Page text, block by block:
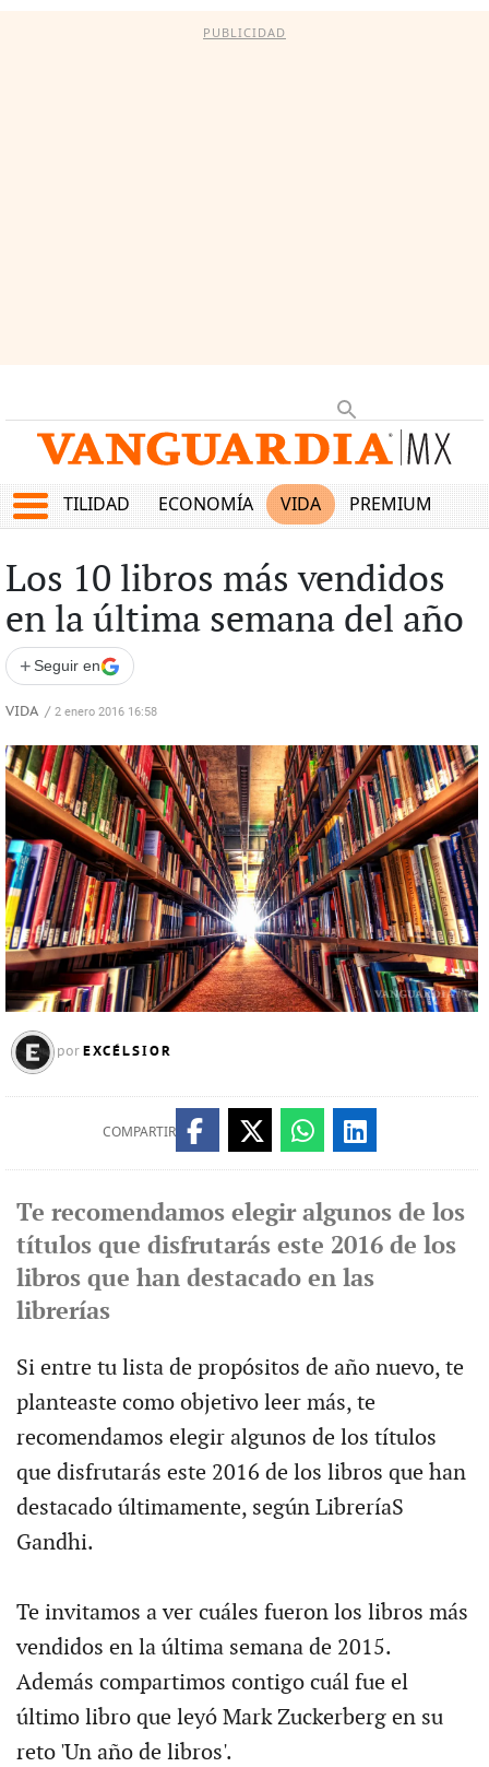
PUBLICIDAD
UTILIDAD ECONOMÍA VIDA PREMIUM
Los 10 libros más vendidos
en la última semana del año
+ Seguir en
VIDA / 2 enero 2016 16:58
por EXCÉLSIOR
COMPARTIR
Te recomendamos elegir algunos de los
títulos que disfrutarás este 2016 de los
libros que han destacado en las
librerías
Si entre tu lista de propósitos de año nuevo, te
planteaste como objetivo leer más, te
recomendamos elegir algunos de los títulos
que disfrutarás este 2016 de los libros que han
destacado últimamente, según LibreríaS
Gandhi.
Te invitamos a ver cuáles fueron los libros más
vendidos en la última semana de 2015.
Además compartimos contigo cuál fue el
último libro que leyó Mark Zuckerberg en su
reto 'Un año de libros'.